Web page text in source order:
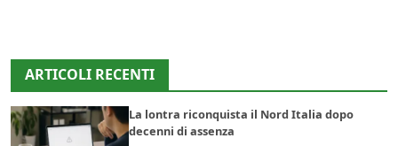
ARTICOLI RECENTI
La lontra riconquista il Nord Italia dopo
decenni di assenza